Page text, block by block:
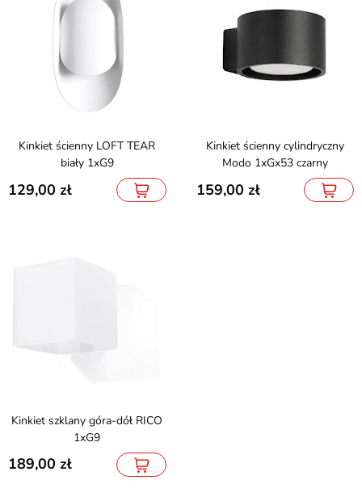
Kinkiet ścienny LOFT TEAR
biały 1xG9
129,00
Kinkiet ścienny cylindryczny
Modo 1xGx53 czarny
159,00
Kinkiet szklany góra-dół RICO
1xG9
189,00